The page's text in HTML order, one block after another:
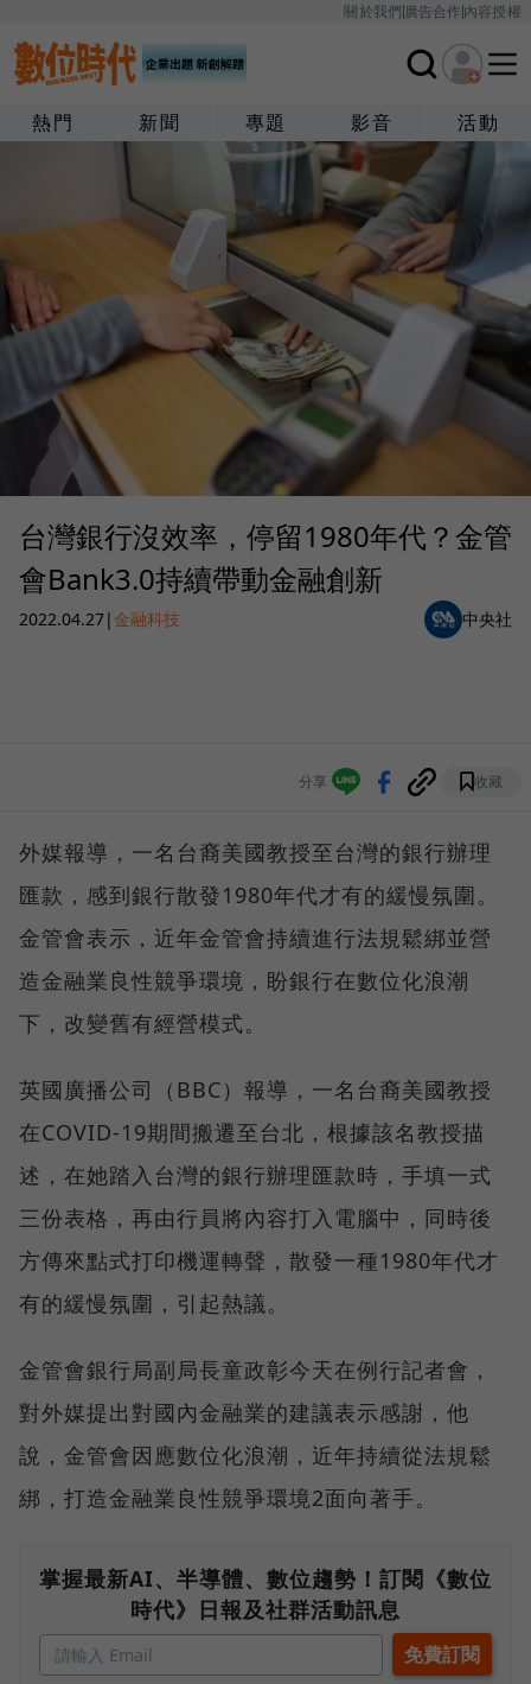
關於我們廣告合作內容授權
熱門 新聞 專題 影音 活動
台灣銀行沒效率，停留1980年代？金管
會Bank3.0持續帶動金融創新
2022.04.27|金融科技 中央社
分享 收藏
外媒報導，一名台裔美國教授至台灣的銀行辦理
匯款，感到銀行散發1980年代才有的緩慢氛圍。
金管會表示，近年金管會持續進行法規鬆綁並營
造金融業良性競爭環境，盼銀行在數位化浪潮
下，改變舊有經營模式。
英國廣播公司（BBC）報導，一名台裔美國教授
在COVID-19期間搬遷至台北，根據該名教授描
述，在她踏入台灣的銀行辦理匯款時，手填一式
三份表格，再由行員將內容打入電腦中，同時後
方傳來點式打印機運轉聲，散發一種1980年代才
有的緩慢氛圍，引起熱議。
金管會銀行局副局長童政彰今天在例行記者會，
對外媒提出對國內金融業的建議表示感謝，他
說，金管會因應數位化浪潮，近年持續從法規鬆
綁，打造金融業良性競爭環境2面向著手。
掌握最新AI、半導體、數位趨勢！訂閱《數位
時代》日報及社群活動訊息